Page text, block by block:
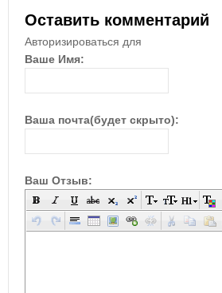
Оставить комментарий
Авторизироваться для
Ваше Имя:
Ваша почта(будет скрыто):
Ваш Отзыв: